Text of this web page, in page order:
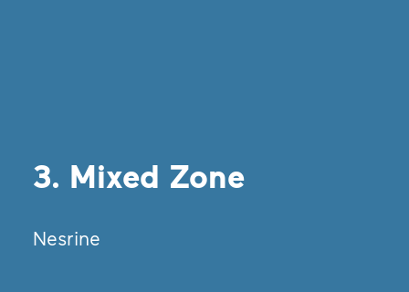
3. Mixed Zone
Nesrine